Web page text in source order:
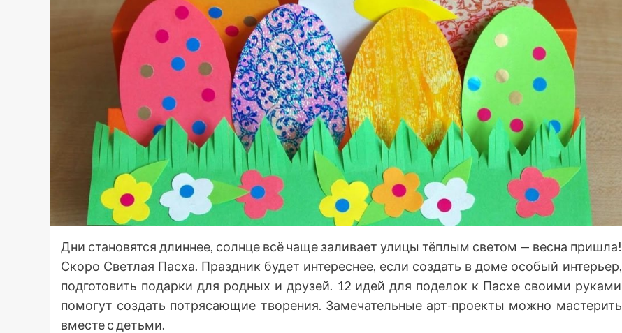
Дни становятся длиннее, солнце всё чаще заливает улицы тёплым светом — весна пришла!
Скоро Светлая Пасха. Праздник будет интереснее, если создать в доме особый интерьер,
подготовить подарки для родных и друзей. 12 идей для поделок к Пасхе своими руками
помогут создать потрясающие творения. Замечательные арт-проекты можно мастерить
вместе с детьми.